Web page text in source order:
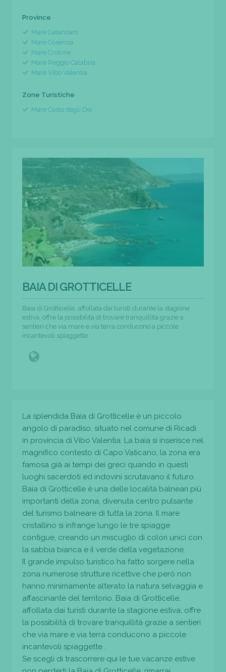
Province
Mare Catanzaro
Mare Cosenza
Mare Crotone
Mare Reggio Calabria
Mare Vibo Valentia
Zone Turistiche
Mare Costa degli Dei
BAIA DI GROTTICELLE
Baia di Grotticelle, affollata dai turisti durante la stagione
estiva, offre la possibilità di trovare tranquillità grazie a
sentieri che via mare e via terra conducono a piccole
incantevoli spiaggette.
La splendida Baia di Grotticelle è un piccolo
angolo di paradiso, situato nel comune di Ricadi
in provincia di Vibo Valentia. La baia si inserisce nel
magnifico contesto di Capo Vaticano, la zona era
famosa già ai tempi dei greci quando in questi
luoghi sacerdoti ed indovini scrutavano il futuro.
Baia di Grotticelle è una delle località balneari più
importanti della zona, divenuta centro pulsante
del turismo balneare di tutta la zona. Il mare
cristallino si infrange lungo le tre spiagge
contigue, creando un miscuglio di colori unici con
la sabbia bianca e il verde della vegetazione.
Il grande impulso turistico ha fatto sorgere nella
zona numerose strutture ricettive che però non
hanno minimamente alterato la natura selvaggia e
affascinante del territorio. Baia di Grotticelle,
affollata dai turisti durante la stagione estiva, offre
la possibilità di trovare tranquillità grazie a sentieri
che via mare e via terra conducono a piccole
incantevoli spiaggette .
Se scegli di trascorrere qui le tue vacanze estive